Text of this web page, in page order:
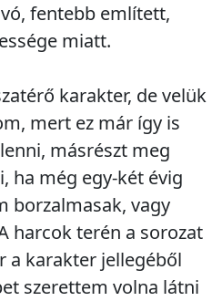
fentebb említett,
miatt.
karakter, de velük
mert ez már így is
másrészt meg
ha még egy-két évig
borzalmasak, vagy
harcok terén a sorozat
a karakter jellegéből
szerettem volna látni